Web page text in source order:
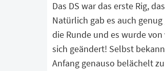
Das DS war das erste Rig,
Natürlich gab es auch
die Runde und es wurde
sich geändert! Selbst
Anfang genauso belächelt